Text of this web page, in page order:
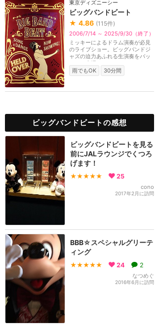
東京ディズニーシー
ビッグバンドビート
★ 4.86 (115件)
2006/7/14 ～ 2025/9/30（終了）
ミッキーによるドラム演奏が必見
のライブショー。ビッグバンドジ
ャズの迫力あふれる生演奏をバッ
クに、本場のミュ...
雨でもOK
30分間
ビッグバンドビートの感想
ビッグバンドビートを見る
前にJALラウンジでくつろ
げます！
★★★★★ 25
cono
2017年2月に訪問
BBB☆スペシャルグリーテ
ィング
★★★★★ 24 2
なつめぐ
2016年6月に訪問